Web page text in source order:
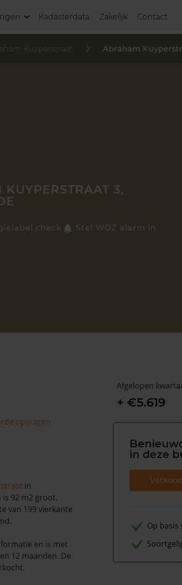
Kadasterdata Zakelijk Contact
Kuyperstraat Abraham
3,
check Stel WOZ alarm in
opvragen
in
is 92 m2 groot.
van 199 vierkante
en is met
12 maanden. De
Afgelopen
+ €5.619
in deze
Op basis